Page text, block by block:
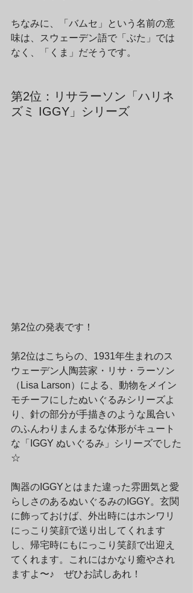
ちなみに、「バムセ」という名前の意
味は、スウェーデン語で「ぶた」では
なく、「くま」だそうです。
第2位：リサラーソン「ハリネ
ズミ IGGY」シリーズ
第2位の発表です！
第2位はこちらの、1931年生まれのス
ウェーデン人陶芸家・リサ・ラーソン
（Lisa Larson）による、動物をメイン
モチーフにしたぬいぐるみシリーズよ
り、針の部分が手描きのような風合い
のふんわりまんまるな体形がキュート
な「IGGY ぬいぐるみ」シリーズでした
☆
陶器のIGGYとはまた違った雰囲気と愛
らしさのあるぬいぐるみのIGGY。玄関
に飾っておけば、外出時にはホンワリ
にっこり笑顔で送り出してくれます
し、帰宅時にもにっこり笑顔で出迎え
てくれます。これにはかなり癒やされ
ますよ〜♪　ぜひお試しあれ！